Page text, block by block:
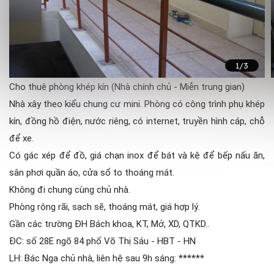
1/3
Cho thuê phòng khép kín (Nhà chính chủ - Miễn trung gian)
Nhà xây theo kiểu chung cư mini. Phòng có công trình phụ khép
kín, đồng hồ điện, nước riêng, có internet, truyền hình cáp, chỗ
để xe.
Có gác xép để đồ, giá chạn inox để bát và kệ để bếp nấu ăn,
sân phơi quần áo, cửa sổ to thoáng mát.
Không đi chung cùng chủ nhà.
Phòng rộng rãi, sạch sẽ, thoáng mát, giá hợp lý.
Gần các trường ĐH Bách khoa, KT, Mở, XD, QTKD..
ĐC: số 28E ngõ 84 phố Võ Thị Sáu - HBT - HN
LH: Bác Nga chủ nhà, liên hệ sau 9h sáng: ******